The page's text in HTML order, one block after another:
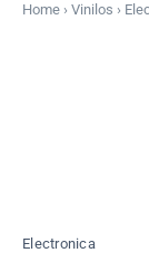
Home › Vinilos ›
Electronica